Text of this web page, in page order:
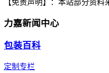
【免责声明】： 本站部分资料
力嘉新闻中心
包装百科
定制专栏